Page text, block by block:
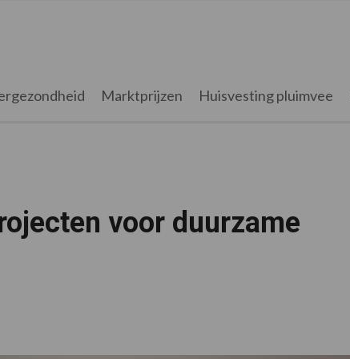
Marktprijzen Huisvesting pluimvee
voor duurzame